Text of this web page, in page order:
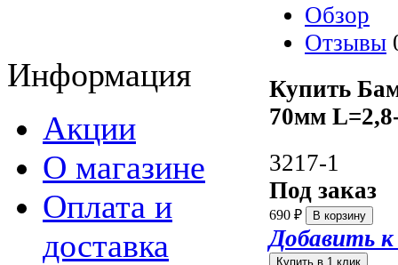
Информация
Акции
О магазине
Оплата и
доставка
Обзор
Отзывы
Купить
70мм
3217-1
Под заказ
690 ₽
Добавить